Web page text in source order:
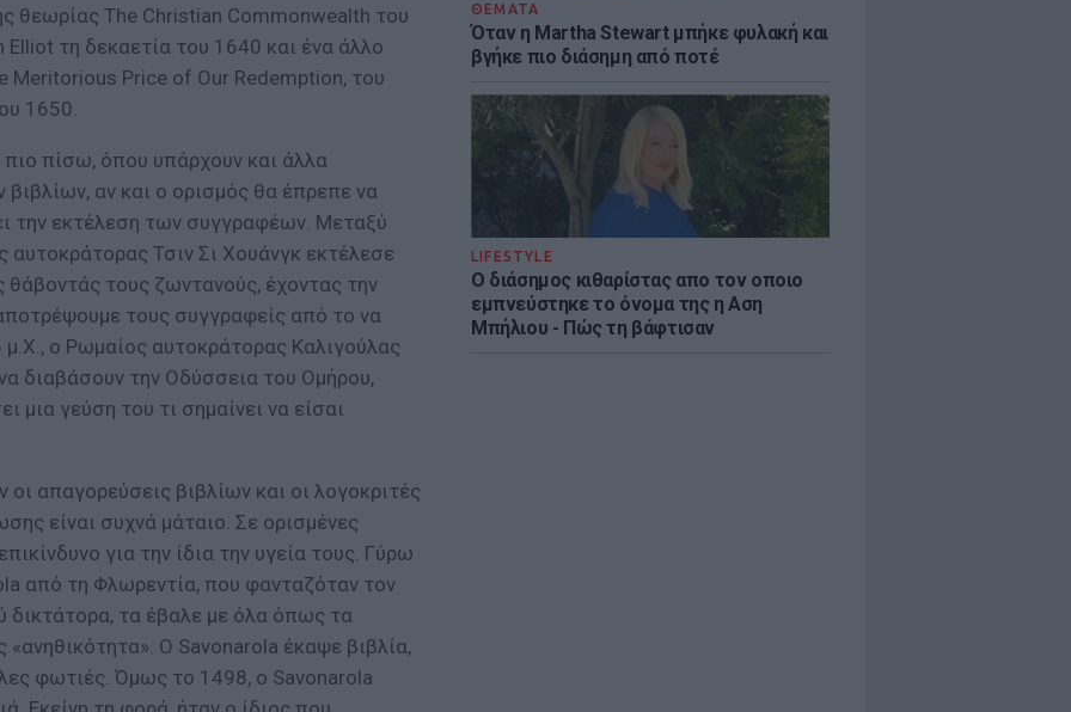
ΘΕΜΑΤΑ
Όταν η Martha Stewart μπήκε φυλακή και
βγήκε πιο διάσημη από ποτέ
LIFESTYLE
Ο διάσημος κιθαρίστας απο τον οποιο
εμπνεύστηκε το όνομα της η Αση
Μπήλιου - Πώς τη βάφτισαν
θεωρίας The Christian Commonwealth του
τη δεκαετία του 1640 και ένα άλλο
Meritorious Price of Our Redemption, του
1650.
πίσω, όπου υπάρχουν και άλλα
αν και ο ορισμός θα έπρεπε να
την εκτέλεση των συγγραφέων. Μεταξύ
αυτοκράτορας Τσιν Σι Χουάνγκ εκτέλεσε
τους ζωντανούς, έχοντας την
τους συγγραφείς από το να
μ.Χ., ο Ρωμαίος αυτοκράτορας Καλιγούλας
διαβάσουν την Οδύσσεια του Ομήρου,
μια γεύση του τι σημαίνει να είσαι
απαγορεύσεις βιβλίων και οι λογοκριτές
είναι συχνά μάταιο. Σε ορισμένες
για την ίδια την υγεία τους. Γύρω
από τη Φλωρεντία, που φανταζόταν τον
δικτάτορα, τα έβαλε με όλα όπως τα
«ανηθικότητα». Ο Savonarola έκαψε βιβλία,
φωτιές. Όμως το 1498, ο Savonarola